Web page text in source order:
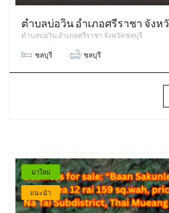
ตำบลบ่อวิน อำเภอศรีราชา จังห
ตำบลบ่อวิน อำเภอศรีราชา จังหวัดชลบุรี
ชลบุรี ชลบุรี
มาใหม่
แนะนำ